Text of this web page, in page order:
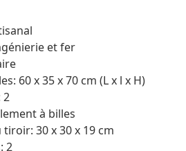
et fer
60 x 35 x 70 cm (L x l x H)
2
à billes
30 x 30 x 19 cm
2